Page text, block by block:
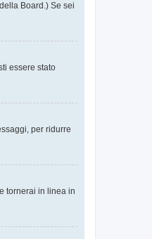
Board.) Se sei
essere stato
per ridurre
tornerai in linea in